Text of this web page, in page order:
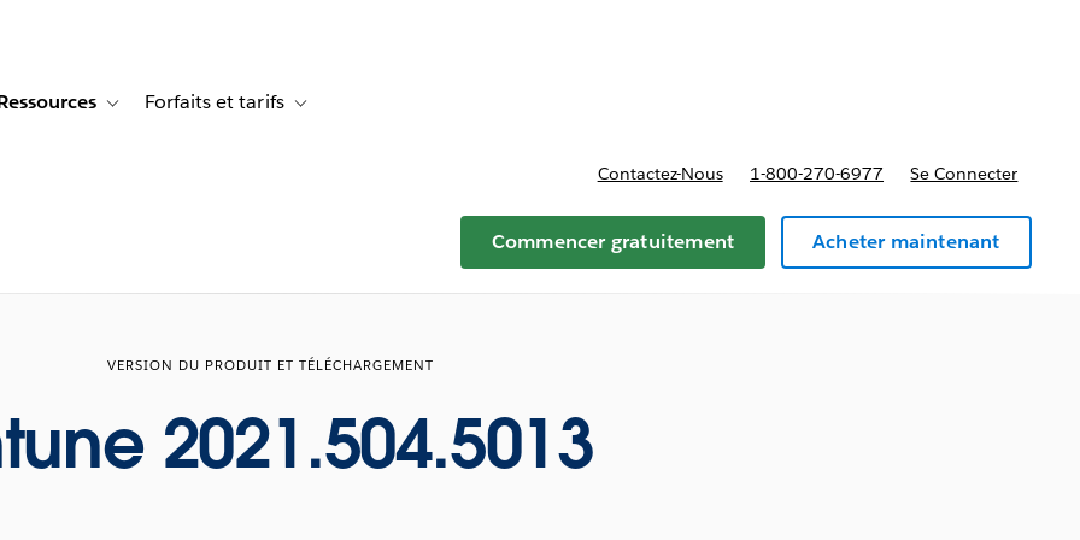
Témoignages clients
sub-navigation for SolutionsToggle sub-navigation for Ressources
Forfaits et tarifs Toggle sub-navigation for Forfaits et tarifs
Contactez-Nous 1-800-270-6977 Se Connecter
Commencer gratuitement Acheter maintenant
VERSION DU PRODUIT ET TÉLÉCHARGEMENT
2021.504.5013